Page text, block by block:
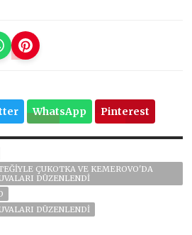
WhatsApp Pinterest
ÇUKOTKA VE KEMEROVO'DA
DÜZENLENDI
DÜZENLENDI